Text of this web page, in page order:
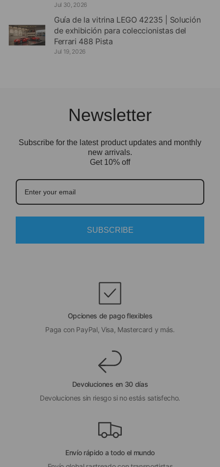
Jul 30, 2026
Guía de la vitrina LEGO 42235 | Solución
de exhibición para coleccionistas del
Ferrari 488 Pista
Jul 19, 2026
Newsletter
Subscribe for the latest product updates and monthly
new arrivals.
Get 10% off
SUBSCRIBE
Opciones de pago flexibles
Paga con PayPal, Visa, Mastercard y más.
Devoluciones en 30 días
Devoluciones sin riesgo si no estás satisfecho.
Envío rápido a todo el mundo